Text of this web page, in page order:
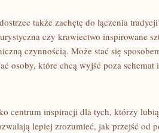
także zachętę do łączenia
czy krawiectwo inspirowane
czynnością. Może stać się
osoby, które chcą wyjść poza
centrum inspiracji dla tych, którzy
lepiej zrozumieć, jak przejść od